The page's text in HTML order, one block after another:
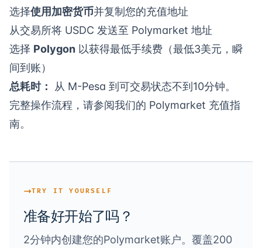
选择使用加密货币并复制您的充值地址
从交易所将 USDC 发送至 Polymarket 地址
选择 Polygon 以获得最低手续费（最低3美元，瞬
间到账）
总耗时：
从 M-Pesa 到可交易状态不到10分钟。
完整操作流程，请参阅我们的 Polymarket 充值指
南。
TRY IT YOURSELF
准备好开始了吗？
2分钟内创建您的Polymarket账户。覆盖200